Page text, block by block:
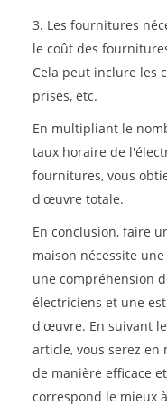
3. Les fournitures
le coût des
Cela peut inclure les
prises, etc.
En multipliant le
taux horaire de
fournitures, vous
d'œuvre totale.
En conclusion, faire
maison nécessite
une compréhension
électriciens et une
d'œuvre. En suivant
article, vous serez
de manière efficace
correspond le mieux